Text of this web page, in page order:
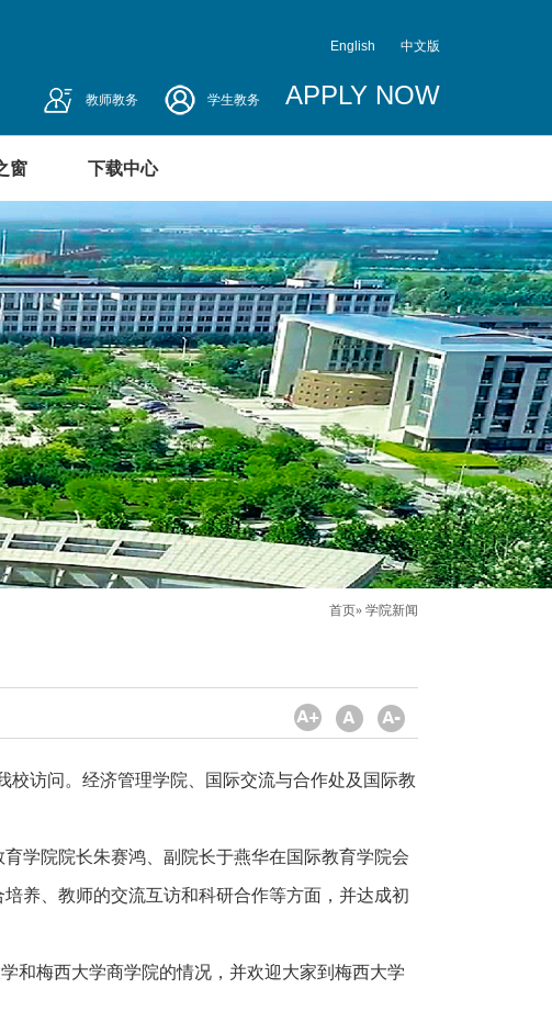
English 中文版
教师教务 学生教务 APPLY NOW
窗 下载中心
首页» 学院新闻
校访问。经济管理学院、国际交流与合作处及国际教
学院院长朱赛鸿、副院长于燕华在国际教育学院会
养、教师的交流互访和科研合作等方面，并达成初
和梅西大学商学院的情况，并欢迎大家到梅西大学